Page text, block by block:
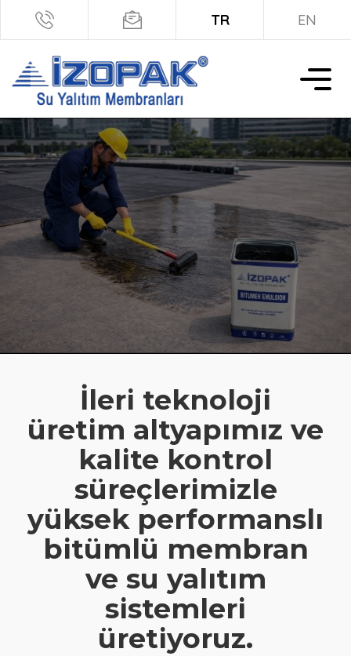
TR EN
İleri teknoloji
üretim altyapımız ve
kalite kontrol
süreçlerimizle
yüksek performanslı
bitümlü membran
ve su yalıtım
sistemleri
üretiyoruz.